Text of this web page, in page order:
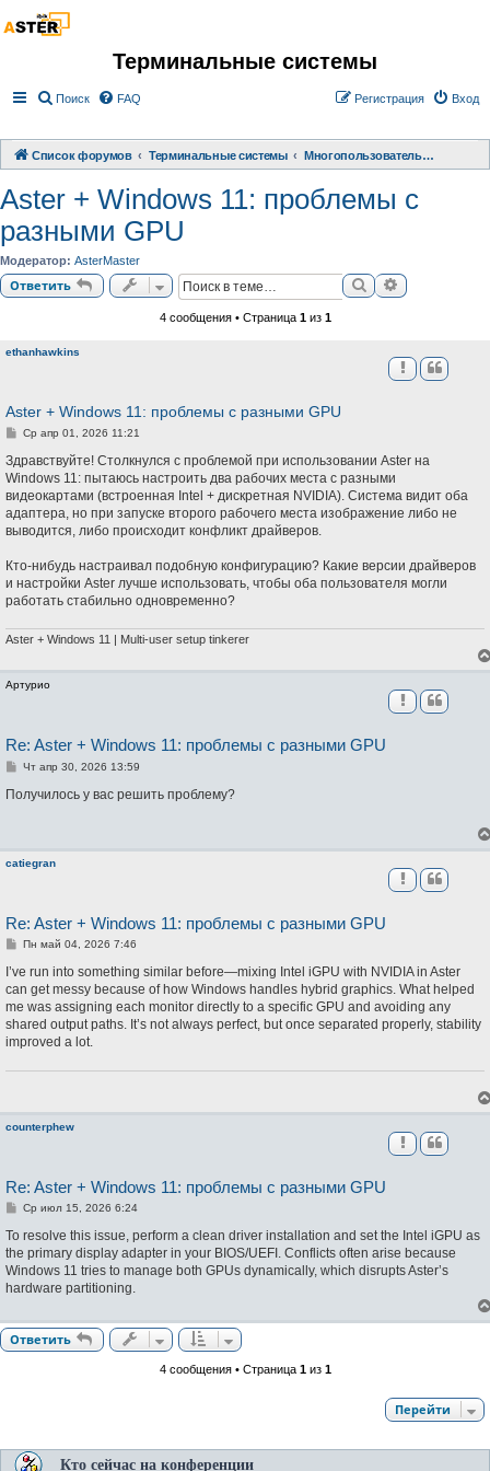
Терминальные системы
Поиск FAQ Вход
Регистрация
Список форумов Терминальные системы Многопользовательское расширение АСТЕР
Aster + Windows 11: проблемы с
разными GPU
Модератор: AsterMaster
Ответить Поиск
4 сообщения • Страница 1из 1
ethanhawkins
Aster + Windows 11: проблемы с разными GPU
С
о
б
щ
е
н
и
е
Ср апр 01, 2026 11:21
Здравствуйте! Столкнулся с проблемой при использовании Aster на
Windows 11: пытаюсь настроить два рабочих места с разными
видеокартами (встроенная Intel + дискретная NVIDIA). Система видит оба
адаптера, но при запуске второго рабочего места изображение либо не
выводится, либо происходит конфликт драйверов.
Кто-нибудь настраивал подобную конфигурацию? Какие версии драйверов
и настройки Aster лучше использовать, чтобы оба пользователя могли
работать стабильно одновременно?
Aster + Windows 11 | Multi-user setup tinkerer
Артурио
Re: Aster + Windows 11: проблемы с разными GPU
С
о
и
е
Чт апр 30, 2026 13:59
Получилось у вас решить проблему?
catiegran
Re: Aster + Windows 11: проблемы с разными GPU
С
о
щ
е
н
е
Пн май 04, 2026 7:46
I’ve run into something similar before—mixing Intel iGPU with NVIDIA in Aster
can get messy because of how Windows handles hybrid graphics. What helped
me was assigning each monitor directly to a specific GPU and avoiding any
shared output paths. It’s not always perfect, but once separated properly, stability
improved a lot.
counterphew
Re: Aster + Windows 11: проблемы с разными GPU
С
о
щ
е
н
Ср июл 15, 2026 6:24
To resolve this issue, perform a clean driver installation and set the Intel iGPU as
the primary display adapter in your BIOS/UEFI. Conflicts often arise because
Windows 11 tries to manage both GPUs dynamically, which disrupts Aster’s
hardware partitioning.
Ответить
4 сообщения • Страница 1из 1
Перейти
Кто сейчас на конференции